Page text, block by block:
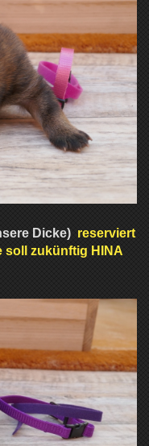
Dicke) reserviert
soll zukünftig HINA